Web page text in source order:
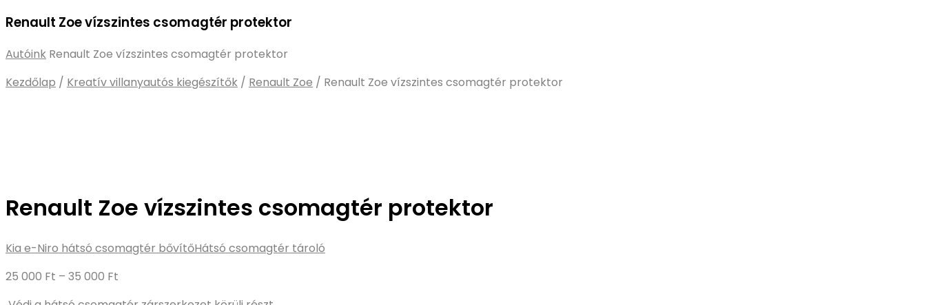
Renault Zoe vízszintes csomagtér protektor
Autóink Renault Zoe vízszintes csomagtér protektor
Kezdőlap / Kreatív villanyautós kiegészítők / Renault Zoe / Renault Zoe vízszintes csomagtér protektor
Renault Zoe vízszintes csomagtér protektor
Kia e-Niro hátsó csomagtér bővítőHátsó csomagtér tároló
25 000 Ft – 35 000 Ft